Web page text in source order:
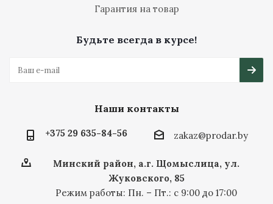
Гарантия на товар
Будьте всегда в курсе!
Наши контакты
+375 29 635-84-56 zakaz@prodar.by
Минский район, а.г. Щомыслица, ул.
Жуковского, 85
Режим работы: Пн. – Пт.: с 9:00 до 17:00